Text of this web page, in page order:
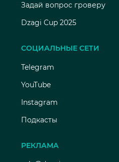
Задай вопрос гроверу
Dzagi Cup 2025
СОЦИАЛЬНЫЕ СЕТИ
Telegram
YouTube
Instagram
Подкасты
РЕКЛАМА